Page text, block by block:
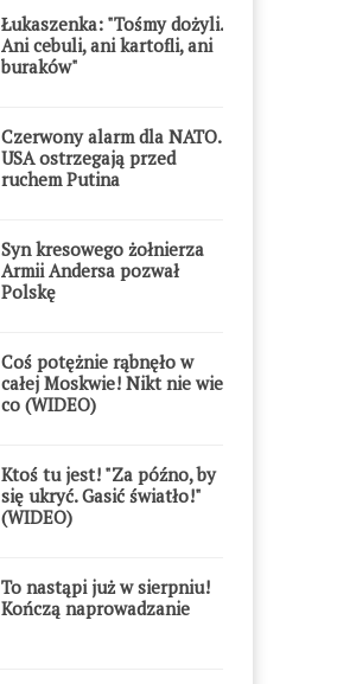
Łukaszenka: "Tośmy dożyli.
Ani cebuli, ani kartofli, ani
buraków"
Czerwony alarm dla NATO.
USA ostrzegają przed
ruchem Putina
Syn kresowego żołnierza
Armii Andersa pozwał
Polskę
Coś potężnie rąbnęło w
całej Moskwie! Nikt nie wie
co (WIDEO)
Ktoś tu jest! "Za późno, by
się ukryć. Gasić światło!"
(WIDEO)
To nastąpi już w sierpniu!
Kończą naprowadzanie